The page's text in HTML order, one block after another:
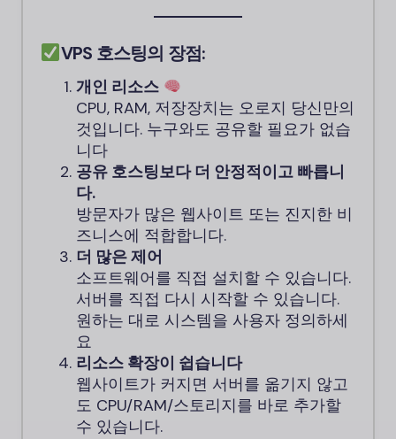
VPS 호스팅의 장점:
개인 리소스
CPU, RAM, 저장장치는 오로지 당신만의
것입니다. 누구와도 공유할 필요가 없습
니다
공유 호스팅보다 더 안정적이고 빠릅니
다.
방문자가 많은 웹사이트 또는 진지한 비
즈니스에 적합합니다.
더 많은 제어
소프트웨어를 직접 설치할 수 있습니다.
서버를 직접 다시 시작할 수 있습니다.
원하는 대로 시스템을 사용자 정의하세
요
리소스 확장이 쉽습니다
웹사이트가 커지면 서버를 옮기지 않고
도 CPU/RAM/스토리지를 바로 추가할
수 있습니다.